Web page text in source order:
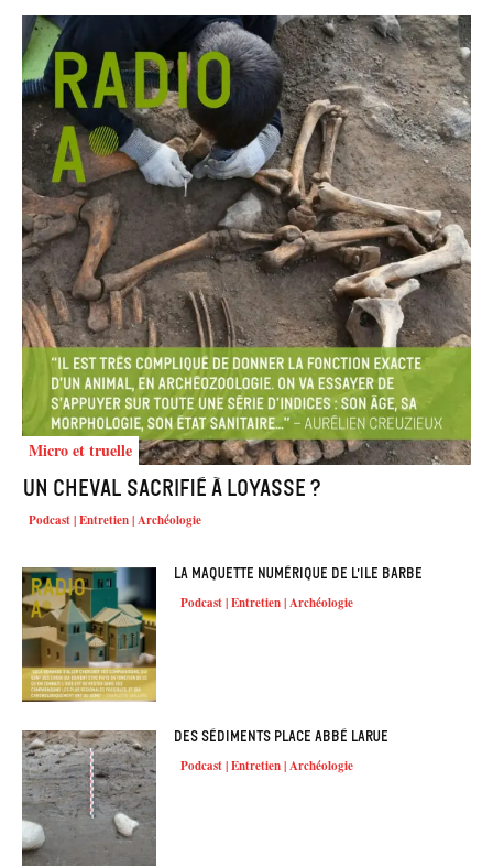
Micro et truelle
Un cheval sacrifié à Loyasse ?
Podcast | Entretien | Archéologie
La maquette numérique de l’Ile Barbe
Podcast | Entretien | Archéologie
Des sédiments place Abbé Larue
Podcast | Entretien | Archéologie